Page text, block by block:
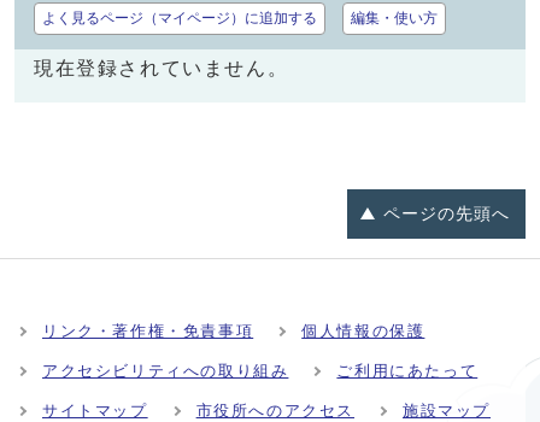
よく見るページ（マイページ）に追加する 編集・使い方
現在登録されていません。
ページの先頭へ
リンク・著作権・免責事項 個人情報の保護
アクセシビリティへの取り組み ご利用にあたって
サイトマップ 市役所へのアクセス 施設マップ